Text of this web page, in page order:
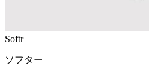
Softr
ソフター